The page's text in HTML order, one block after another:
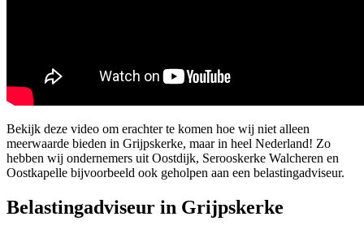
Bekijk deze video om erachter te komen hoe wij niet alleen
meerwaarde bieden in Grijpskerke, maar in heel Nederland! Zo
hebben wij ondernemers uit Oostdijk, Serooskerke Walcheren en
Oostkapelle bijvoorbeeld ook geholpen aan een belastingadviseur.
Belastingadviseur in Grijpskerke